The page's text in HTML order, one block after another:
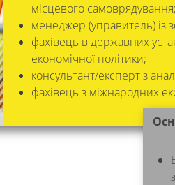
місцевого самоврядування;
менеджер (управитель) із
фахівець в державних
економічної політики;
консультант/експерт з
фахівець з міжнародних